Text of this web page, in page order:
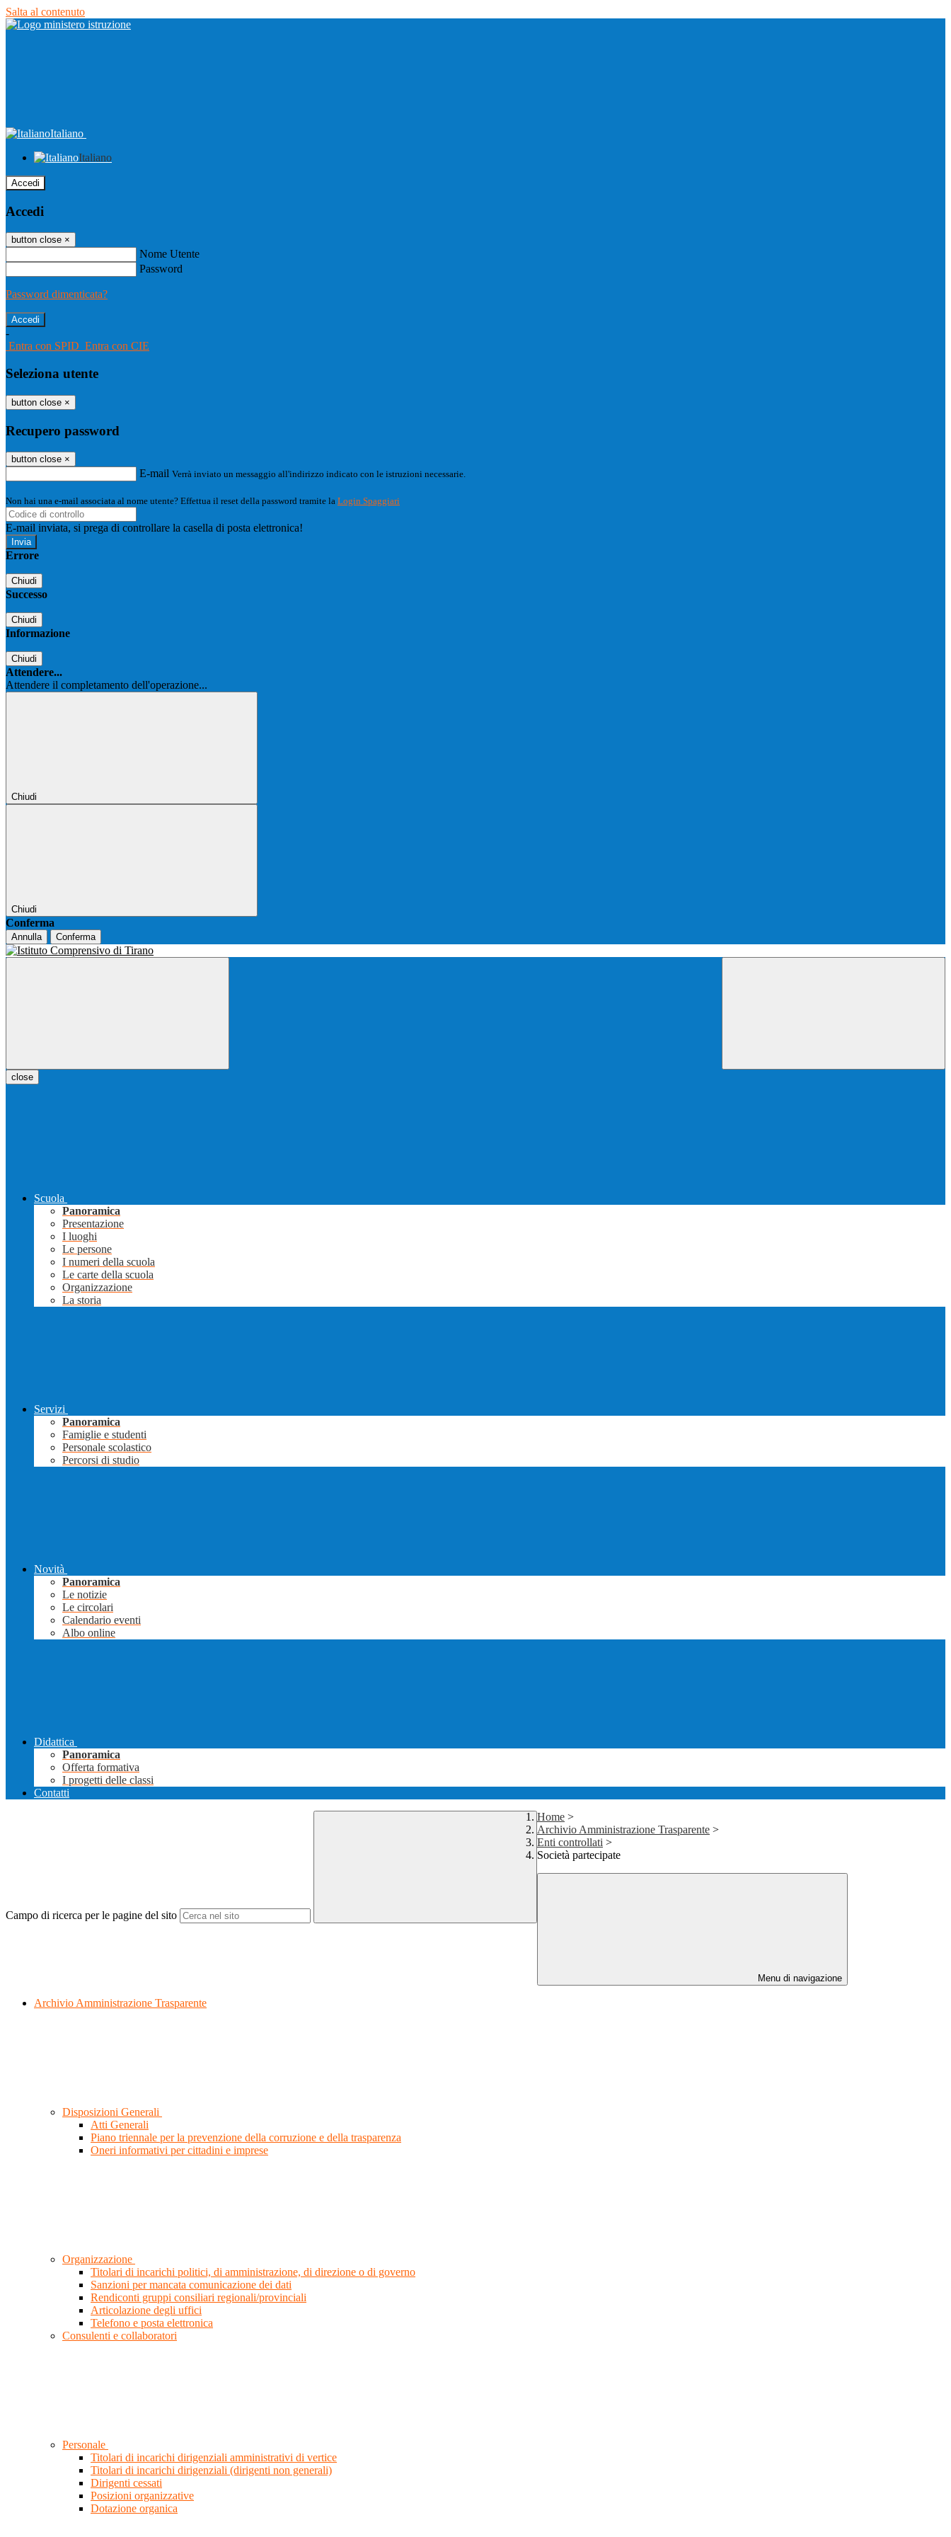
Salta al contenuto
Italiano
Italiano
Accedi
Accedi
button close ×
Nome Utente
Password
Password dimenticata?
-
Entra con SPID Entra con CIE
Seleziona utente
button close ×
Recupero password
button close ×
E-mail Verrà inviato un messaggio all'indirizzo indicato con le istruzioni necessarie.
Non hai una e-mail associata al nome utente? Effettua il reset della password tramite la Login Spaggiari
E-mail inviata, si prega di controllare la casella di posta elettronica!
Errore
Chiudi
Successo
Chiudi
Informazione
Chiudi
Attendere...
Attendere il completamento dell'operazione...
Chiudi
Chiudi
Conferma
Annulla Conferma
close
Scuola
Panoramica
Presentazione
I luoghi
Le persone
I numeri della scuola
Le carte della scuola
Organizzazione
La storia
Servizi
Panoramica
Famiglie e studenti
Personale scolastico
Percorsi di studio
Novità
Panoramica
Le notizie
Le circolari
Calendario eventi
Albo online
Didattica
Panoramica
Offerta formativa
I progetti delle classi
Contatti
Campo di ricerca per le pagine del sito
Home >
Archivio Amministrazione Trasparente >
Enti controllati >
Società partecipate
Menu di navigazione
Archivio Amministrazione Trasparente
Disposizioni Generali
Atti Generali
Piano triennale per la prevenzione della corruzione e della trasparenza
Oneri informativi per cittadini e imprese
Organizzazione
Titolari di incarichi politici, di amministrazione, di direzione o di governo
Sanzioni per mancata comunicazione dei dati
Rendiconti gruppi consiliari regionali/provinciali
Articolazione degli uffici
Telefono e posta elettronica
Consulenti e collaboratori
Personale
Titolari di incarichi dirigenziali amministrativi di vertice
Titolari di incarichi dirigenziali (dirigenti non generali)
Dirigenti cessati
Posizioni organizzative
Dotazione organica